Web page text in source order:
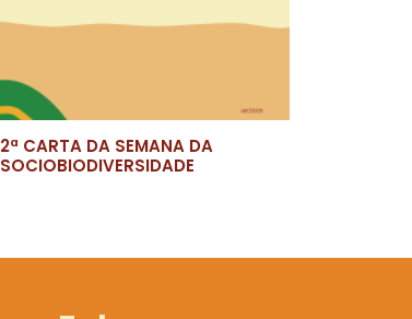
2ª CARTA DA SEMANA DA
SOCIOBIODIVERSIDADE